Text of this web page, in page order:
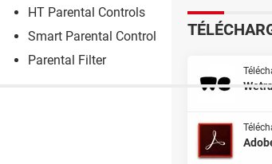
HT Parental Controls
Smart Parental Control
Parental Filter